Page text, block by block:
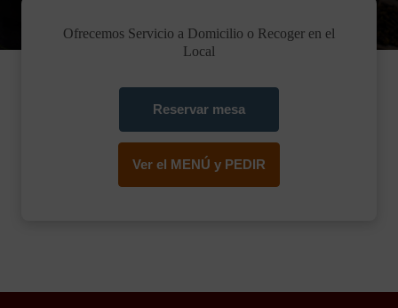
Ofrecemos Servicio a Domicilio o Recoger en el
Local
Reservar mesa
Ver el MENÚ y PEDIR